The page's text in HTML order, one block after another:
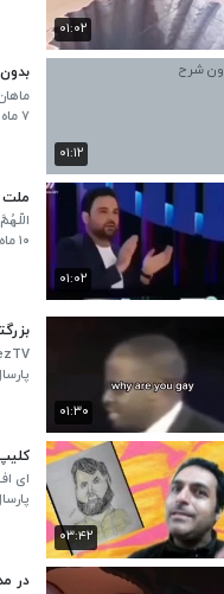
۰۱:۰۲
۰۱:۱۲
۷ ماه پیش
۰۱:۰۲
۱۰ ماه پیش
۰۱:۳۰
نت
۰۳:۴۲
ای
در